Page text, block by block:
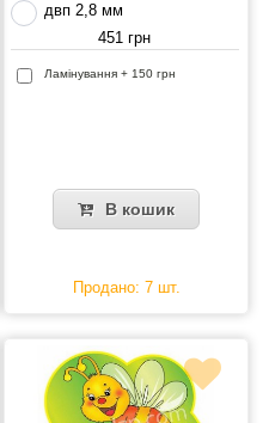
двп 2,8 мм
451 грн
Ламінування + 150 грн
В кошик
Продано: 7 шт.